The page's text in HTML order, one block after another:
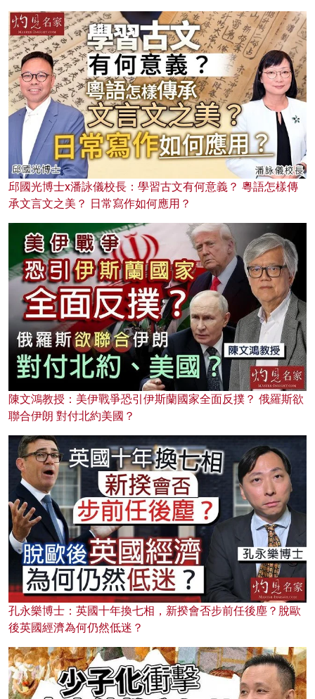
邱國光博士x潘詠儀校長：學習古文有何意義？ 粵語怎樣傳
承文言文之美？ 日常寫作如何應用？
陳文鴻教授：美伊戰爭恐引伊斯蘭國家全面反撲？ 俄羅斯欲
聯合伊朗 對付北約美國？
孔永樂博士：英國十年換七相，新揆會否步前任後塵？脫歐
後英國經濟為何仍然低迷？